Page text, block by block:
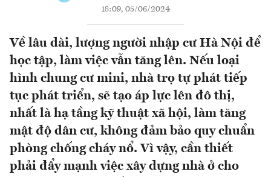
18:09, 05/06/2024
Về lâu dài, lượng người nhập cư Hà Nội để
học tập, làm việc vẫn tăng lên. Nếu loại
hình chung cư mini, nhà trọ tự phát tiếp
tục phát triển, sẽ tạo áp lực lên đô thị,
nhất là hạ tầng kỹ thuật xã hội, làm tăng
mật độ dân cư, không đảm bảo quy chuẩn
phòng chống cháy nổ. Vì vậy, cần thiết
phải đẩy mạnh việc xây dựng nhà ở cho